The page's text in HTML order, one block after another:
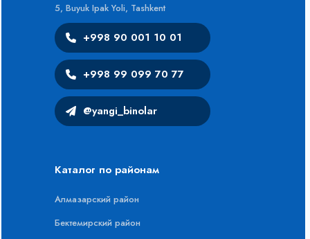
5, Buyuk Ipak Yoli, Tashkent
+998 90 001 10 01
+998 99 099 70 77
@yangi_binolar
Каталог по районам
Алмазарский район
Бектемирский район